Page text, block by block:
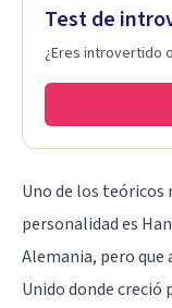
Test de
¿Eres introvertido
Uno de los
personalidades
Alemania, pero que
Unido donde creció